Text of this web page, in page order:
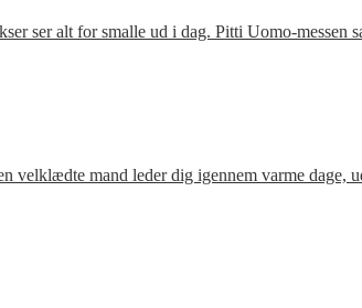
ser alt for smalle ud i dag. Pitti Uomo-
velklædte mand leder dig igennem varme dage,